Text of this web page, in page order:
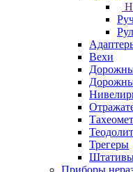
Вехи
Трегеры
Приборы